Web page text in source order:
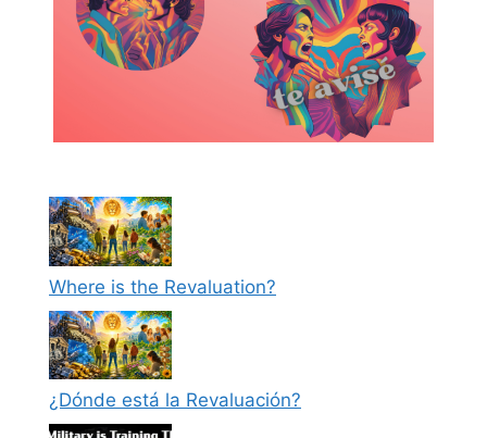
Where is the Revaluation?
¿Dónde está la Revaluación?